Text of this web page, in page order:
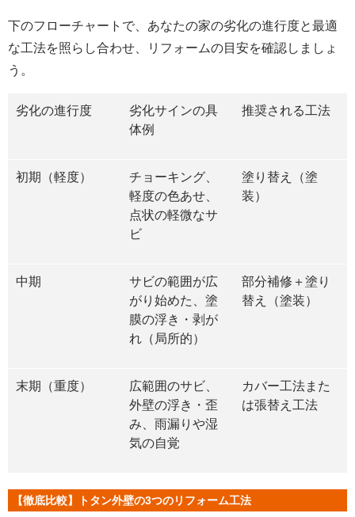
下のフローチャートで、あなたの家の劣化の進行度と最適
な工法を照らし合わせ、リフォームの目安を確認しましょ
う。
劣化の進行度
劣化サインの具
体例
推奨される工法
初期（軽度）
チョーキング、
軽度の色あせ、
点状の軽微なサ
ビ
塗り替え（塗
装）
中期
サビの範囲が広
がり始めた、塗
膜の浮き・剥が
れ（局所的）
部分補修＋塗り
替え（塗装）
末期（重度）
広範囲のサビ、
外壁の浮き・歪
み、雨漏りや湿
気の自覚
カバー工法また
は張替え工法
【徹底比較】トタン外壁の3つのリフォーム工法